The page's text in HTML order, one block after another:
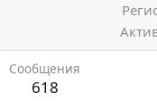
Сообщения
618